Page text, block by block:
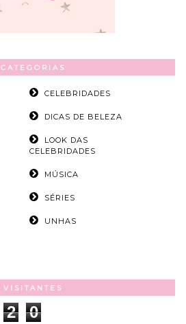
CATEGORIAS
CELEBRIDADES
DICAS DE BELEZA
LOOK DAS
CELEBRIDADES
MÚSICA
SÉRIES
UNHAS
VISITANTES
2 0